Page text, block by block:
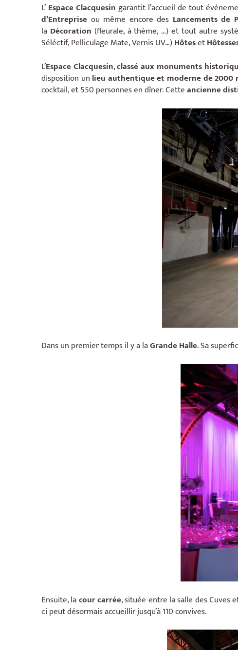
L’ Espace Clacquesin garantit l’accueil de tout
d’Entreprise ou même encore des Lancements de
la Décoration (fleurale, à thème, …) et tout autre
Séléctif, Pelliculage Mate, Vernis UV…)Hôteset
L’Espace Clacquesin,classé aux monuments
disposition un lieu authentique et moderne de 2000
cocktail, et 550 personnes en dîner. Cetteancienne
Dans un premier temps il y a laGrande Halle. Sa
Ensuite, lacour carrée, située entre la salle des Cuves
ci peut désormais accueillir jusqu’à 110 convives.